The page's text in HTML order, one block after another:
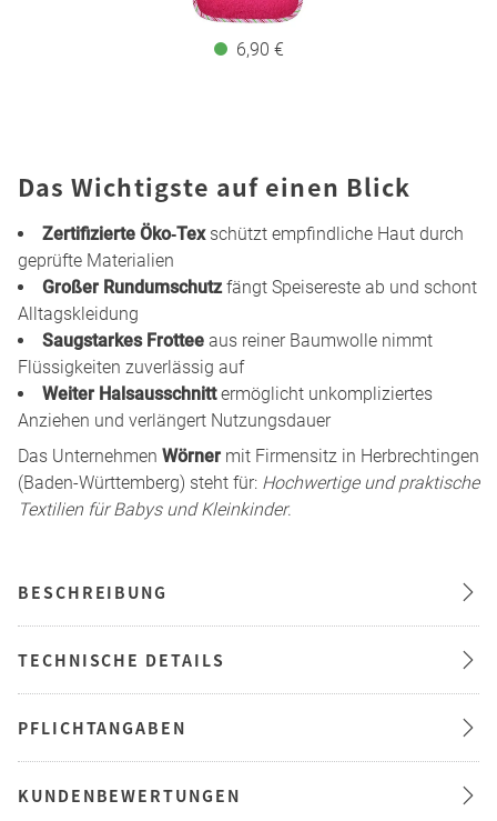
6,90 €
Das Wichtigste auf einen Blick
Zertifizierte Öko‑Texschützt empfindliche Haut durch
geprüfte Materialien
Großer Rundumschutzfängt Speisereste ab und schont
Alltagskleidung
Saugstarkes Frottee aus reiner Baumwolle nimmt
Flüssigkeiten zuverlässig auf
Weiter Halsausschnittermöglicht unkompliziertes
Anziehen und verlängert Nutzungsdauer
Das Unternehmen Wörner mit Firmensitz in Herbrechtingen
(Baden-Württemberg) steht für: Hochwertige und praktische
Textilien für Babys und Kleinkinder.
BESCHREIBUNG
TECHNISCHE DETAILS
PFLICHTANGABEN
KUNDENBEWERTUNGEN